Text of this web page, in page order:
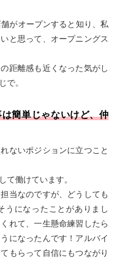
がオープンすると知り、私
と思って、オープニングス
距離感も近くなった気がし
で。
簡単じゃないけど、仲
ないポジションに立つこと
て働けています。
当なのですが、どうしても
うになったことがありまし
れて、一生懸命練習したら
になったんです！アルバイ
もらって自信にもつながり